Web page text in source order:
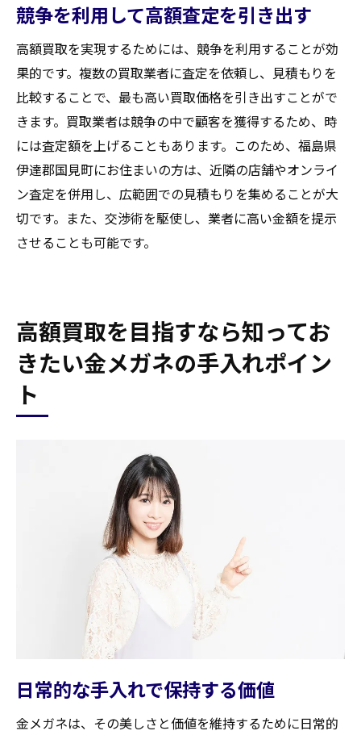
競争を利用して高額査定を引き出す
高額買取を実現するためには、競争を利用することが効
果的です。複数の買取業者に査定を依頼し、見積もりを
比較することで、最も高い買取価格を引き出すことがで
きます。買取業者は競争の中で顧客を獲得するため、時
には査定額を上げることもあります。このため、福島県
伊達郡国見町にお住まいの方は、近隣の店舗やオンライ
ン査定を併用し、広範囲での見積もりを集めることが大
切です。また、交渉術を駆使し、業者に高い金額を提示
させることも可能です。
高額買取を目指すなら知ってお
きたい金メガネの手入れポイン
ト
日常的な手入れで保持する価値
金メガネは、その美しさと価値を維持するために日常的